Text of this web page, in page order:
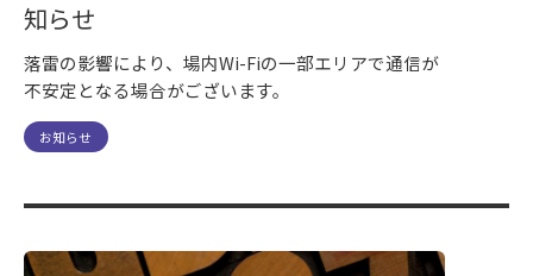
知らせ
落雷の影響により、場内Wi-Fiの一部エリアで通信が
不安定となる場合がございます。
お知らせ